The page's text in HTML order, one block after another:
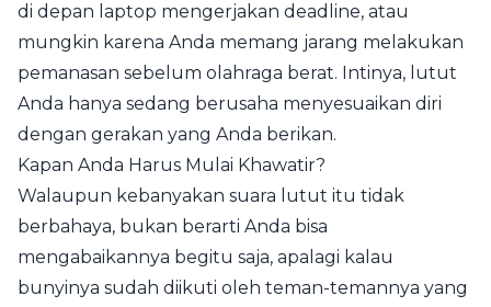
di depan laptop mengerjakan deadline, atau
mungkin karena Anda memang jarang melakukan
pemanasan sebelum olahraga berat. Intinya, lutut
Anda hanya sedang berusaha menyesuaikan diri
dengan gerakan yang Anda berikan.
Kapan Anda Harus Mulai Khawatir?
Walaupun kebanyakan suara lutut itu tidak
berbahaya, bukan berarti Anda bisa
mengabaikannya begitu saja, apalagi kalau
bunyinya sudah diikuti oleh teman-temannya yang